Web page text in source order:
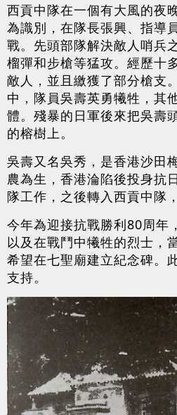
西貢中隊在一個有大風的夜
為識別，在隊長張興、指導
戰。先頭部隊解決敵人哨兵
榴彈和步槍等猛攻。經歷十
敵人，並且繳獲了部分槍支
中，隊員吳壽英勇犧牲，其
體。殘暴的日軍後來把吳壽
的榕樹上。
吳壽又名吳秀，是香港沙田
農為生，香港淪陷後投身抗
隊工作，之後轉入西貢中隊
今年為迎接抗戰勝利80周年
以及在戰鬥中犧牲的烈士，
希望在七聖廟建立紀念碑。
支持。